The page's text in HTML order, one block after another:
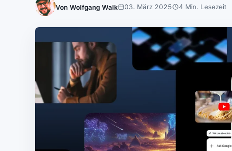
Von Wolfgang Walk 03. März 2025 4 Min. Lesezeit